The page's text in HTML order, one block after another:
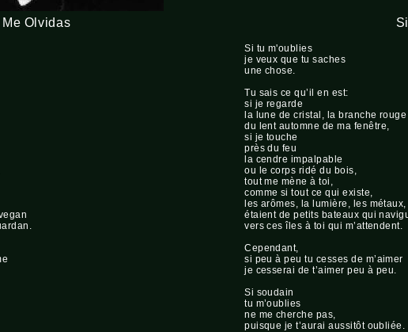
Me Olvidas
Si tu m'oublies
je veux que tu saches
une chose.
Tu sais ce qu’il en est:
si je regarde
la lune de cristal, la branche rouge
du lent automne de ma fenêtre,
si je touche
près du feu
la cendre impalpable
ou le corps ridé du bois,
tout me mène à toi,
comme si tout ce qui existe,
les arômes, la lumière, les métaux,
étaient de petits bateaux qui
vers ces îles à toi qui m’attendent.
Cependant,
si peu à peu tu cesses de m’aimer
je cesserai de t’aimer peu à peu.
Si soudain
tu m’oublies
ne me cherche pas,
puisque je t’aurai aussitôt oubliée.